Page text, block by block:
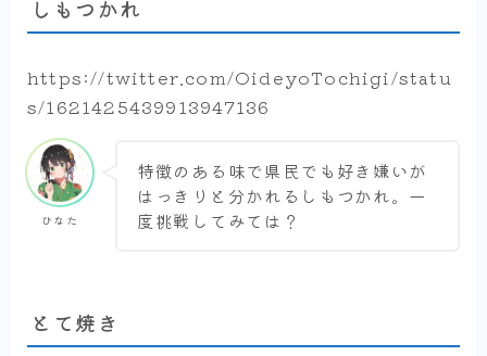
しもつかれ
https://twitter.com/OideyoTochigi/statu
s/1621425439913947136
ひなた
特徴のある味で県民でも好き嫌いが
はっきりと分かれるしもつかれ。一
度挑戦してみては？
とて焼き